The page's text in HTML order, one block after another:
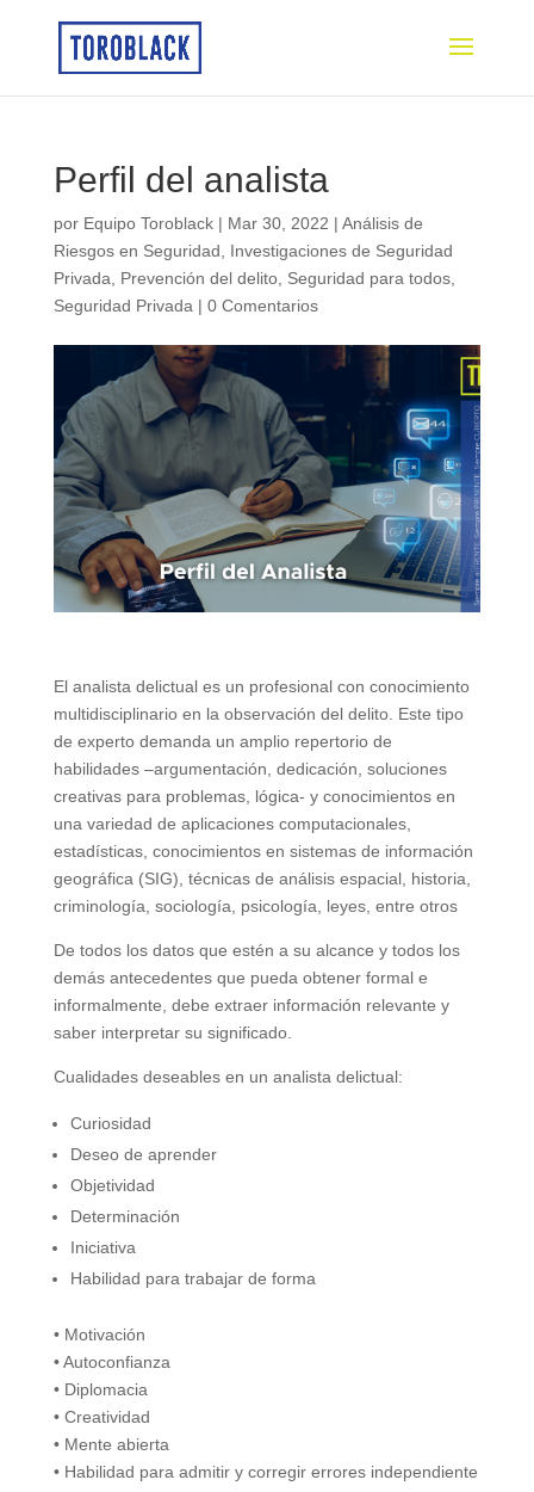
Perfil del analista
por Equipo Toroblack| Mar 30, 2022 | Análisis de
Riesgos en Seguridad
Investigaciones de Seguridad
Privada
Prevención del delito, Seguridad para todos,
Seguridad Privada | 0 Comentarios
El analista delictual es un profesional con conocimiento
multidisciplinario en la observación del delito. Este tipo
de experto demanda un amplio repertorio de
habilidades –argumentación, dedicación, soluciones
creativas para problemas, lógica- y conocimientos en
una variedad de aplicaciones computacionales,
estadísticas, conocimientos en sistemas de información
geográfica (SIG), técnicas de análisis espacial, historia,
criminología, sociología, psicología, leyes, entre otros
De todos los datos que estén a su alcance y todos los
demás antecedentes que pueda obtener formal e
informalmente, debe extraer información relevante y
saber interpretar su significado.
Cualidades deseables en un analista delictual:
Curiosidad
Deseo de aprender
Objetividad
Determinación
Iniciativa
Habilidad para trabajar de forma
• Motivación
• Autoconfianza
• Diplomacia
• Creatividad
• Mente abierta
• Habilidad para admitir y corregir errores independiente